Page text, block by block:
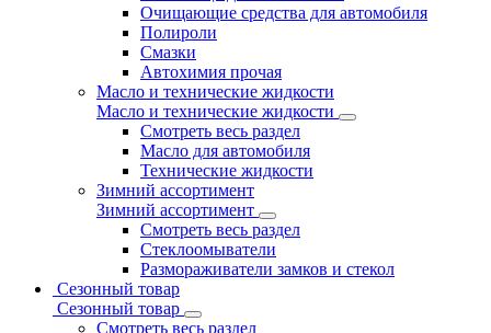
Очищающие средства для автомобиля
Полироли
Смазки
Автохимия прочая
Масло и технические жидкости
Масло и технические жидкости
Смотреть весь раздел
Масло для автомобиля
Технические жидкости
Зимний ассортимент
Зимний ассортимент
Смотреть весь раздел
Стеклоомыватели
Размораживатели замков и стекол
Сезонный товар
Сезонный товар
Смотреть весь раздел